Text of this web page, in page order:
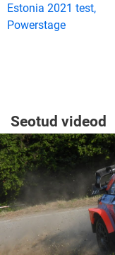
Estonia 2021 test,
Powerstage
Seotud videod